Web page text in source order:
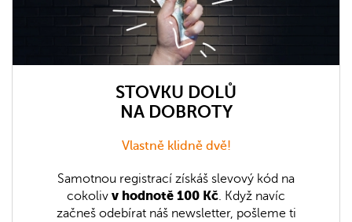
STOVKU DOLŮ
NA DOBROTY
Vlastně klidně dvě!
Samotnou registrací získáš slevový kód na
cokoliv v hodnotě 100 Kč. Když navíc
začneš odebírat náš newsletter, pošleme ti